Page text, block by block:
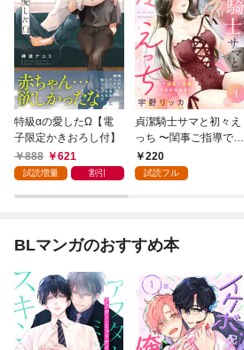
特級αの愛したΩ【電
子限定かきおろし付】
888
621
試読増量 割引
貞潔騎士サマと初々え
っち 〜閨事ご指導でき
かねます！〜（1）
220
試読フル
BLマンガのおすすめ本